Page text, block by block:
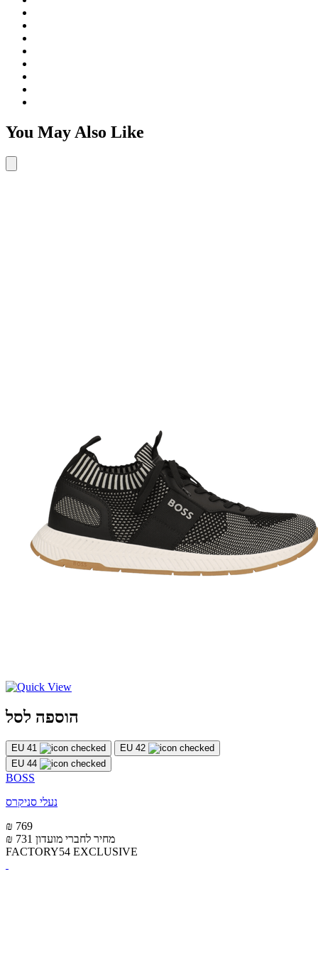
You May Also Like
הוספה לסל
EU 41
EU 42
EU 44
BOSS
נעלי סניקרס
₪ 769
₪ 731 מחיר לחברי מועדון
FACTORY54 EXCLUSIVE